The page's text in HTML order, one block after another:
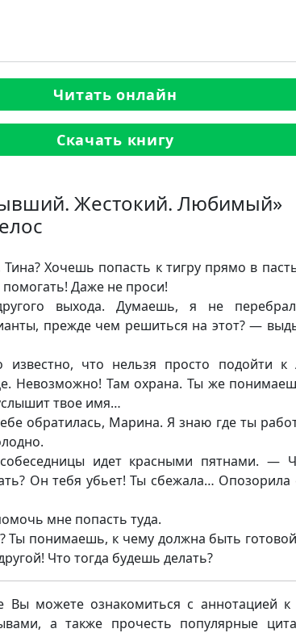
Читать онлайн
Скачать книгу
Жестокий. Любимый»
Хочешь попасть к тигру прямо в
помогать! Даже не проси!
выхода. Думаешь, я не
прежде чем решиться на этот? —
известно, что нельзя просто подойти к
Невозможно! Там охрана. Ты же
твое имя…
обратилась, Марина. Я знаю где ты
идет красными пятнами. —
Он тебя убьет! Ты сбежала… Опозорила
мне попасть туда.
Ты понимаешь, к чему должна быть
Что тогда будешь делать?
Вы можете ознакомиться с аннотацией к
а также прочесть популярные